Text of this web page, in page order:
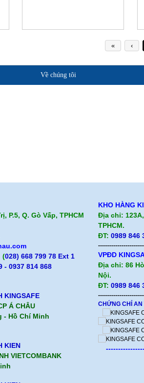
« ‹
Về chúng tôi
P.5, Q. Gò Vấp, TPHCM
(028) 668 799 78 Ext 1
- 0937 814 868
KINGSAFE
Á CHÂU
- Hồ Chí Minh
KIEN
NH VIETCOMBANK
KHO HÀNG
Địa chỉ:
TPHCM.
ĐT:0989 846
VPĐD
Địa chỉ: 86
Nội.
ĐT:0989 846
CHỨNG CHỈ